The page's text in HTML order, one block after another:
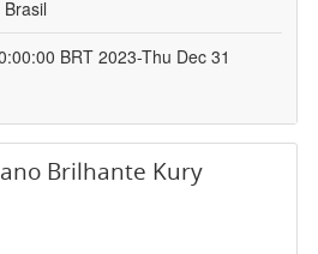
BRT 2023-Thu Dec 31
Brilhante Kury